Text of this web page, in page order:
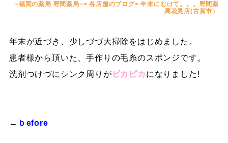
~福岡の薬局 野間薬局~>各店舗のブログ>年末にむけて。。。野間薬
局花見店(古賀市）
年末が近づき、少しづづ大掃除をはじめました。
患者様から頂いた、手作りの毛糸のスポンジです。
洗剤つけづにシンク周りが ピカピカ になりました!
← ｂefore